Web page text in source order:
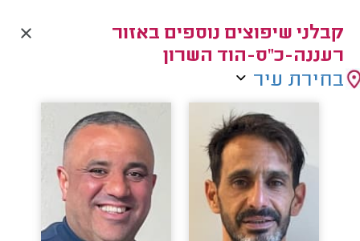
קבלני שיפוצים נוספים באזור
רעננה-כ"ס-הוד השרון
בחירת עיר